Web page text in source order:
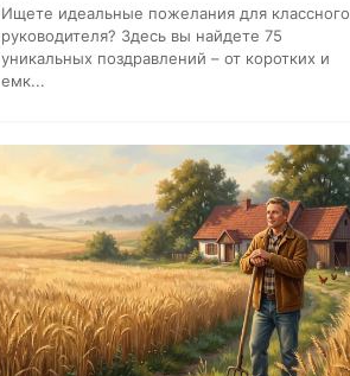
Ищете идеальные пожелания для классного
руководителя? Здесь вы найдете 75
уникальных поздравлений – от коротких и
емк...